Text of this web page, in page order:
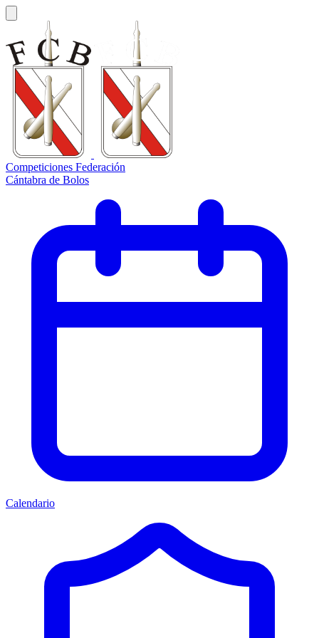
Competiciones Federación
Cántabra de Bolos
Calendario